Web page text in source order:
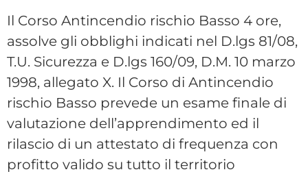
Il Corso Antincendio rischio Basso 4 ore,
assolve gli obblighi indicati nel D.lgs 81/08,
T.U. Sicurezza e D.lgs 160/09, D.M. 10 marzo
1998, allegato X. Il Corso di Antincendio
rischio Basso prevede un esame finale di
valutazione dell’apprendimento ed il
rilascio di un attestato di frequenza con
profitto valido su tutto il territorio